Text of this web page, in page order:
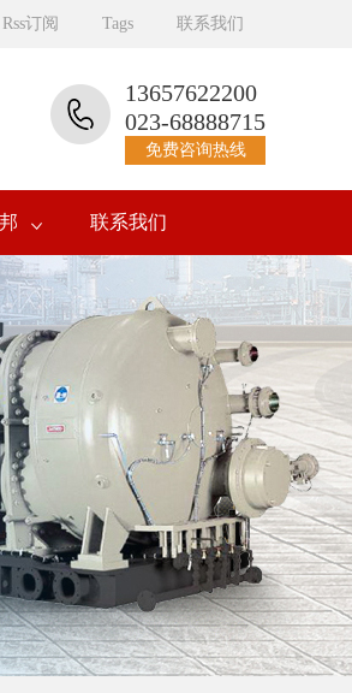
Rss订阅 Tags 联系我们
13657622200
023-68888715
免费咨询热线
联系我们